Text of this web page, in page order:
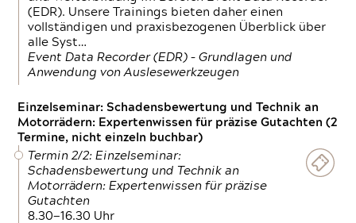
(EDR). Unsere Trainings bieten daher einen
vollständigen und praxisbezogenen Überblick über
alle Syst…
Event Data Recorder (EDR) – Grundlagen und
Anwendung von Auslesewerkzeugen
Einzelseminar: Schadensbewertung und Technik an
Motorrädern: Expertenwissen für präzise Gutachten (2
Termine, nicht einzeln buchbar)
Termin 2/2: Einzelseminar:
Schadensbewertung und Technik an
Motorrädern: Expertenwissen für präzise
Gutachten
8.30—16.30 Uhr